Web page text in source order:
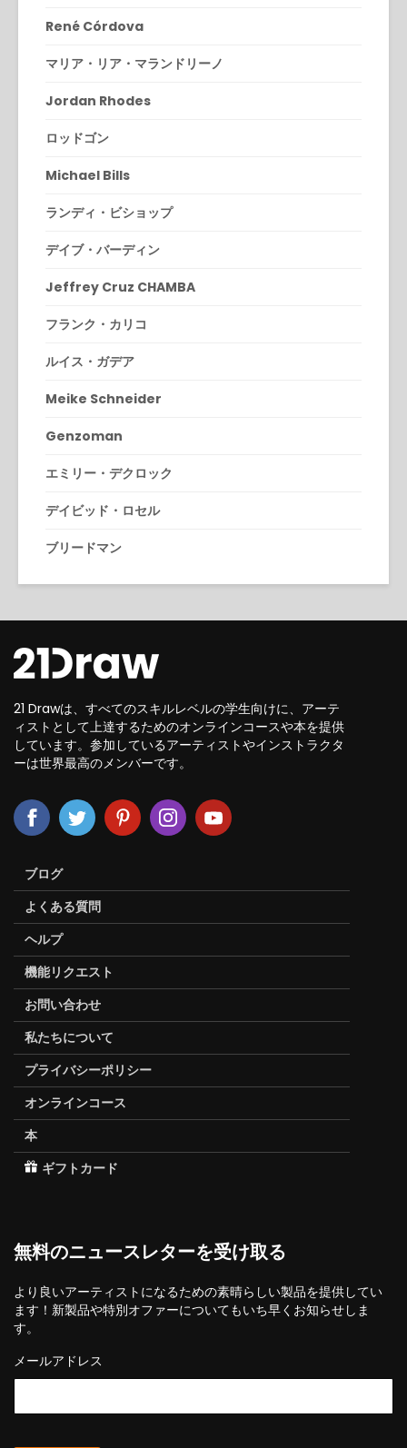
René Córdova
マリア・リア・マランドリーノ
Jordan Rhodes
ロッドゴン
Michael Bills
ランディ・ビショップ
デイブ・バーディン
Jeffrey Cruz CHAMBA
フランク・カリコ
ルイス・ガデア
Meike Schneider
Genzoman
エミリー・デクロック
デイビッド・ロセル
ブリードマン
21 Drawは、すべてのスキルレベルの学生向けに、アーテ
ィストとして上達するためのオンラインコースや本を提供
しています。参加しているアーティストやインストラクタ
ーは世界最高のメンバーです。
ブログ
よくある質問
ヘルプ
機能リクエスト
お問い合わせ
私たちについて
プライバシーポリシー
オンラインコース
本
ギフトカード
無料のニュースレターを受け取る
より良いアーティストになるための素晴らしい製品を提供してい
ます！新製品や特別オファーについてもいち早くお知らせしま
す。
メールアドレス